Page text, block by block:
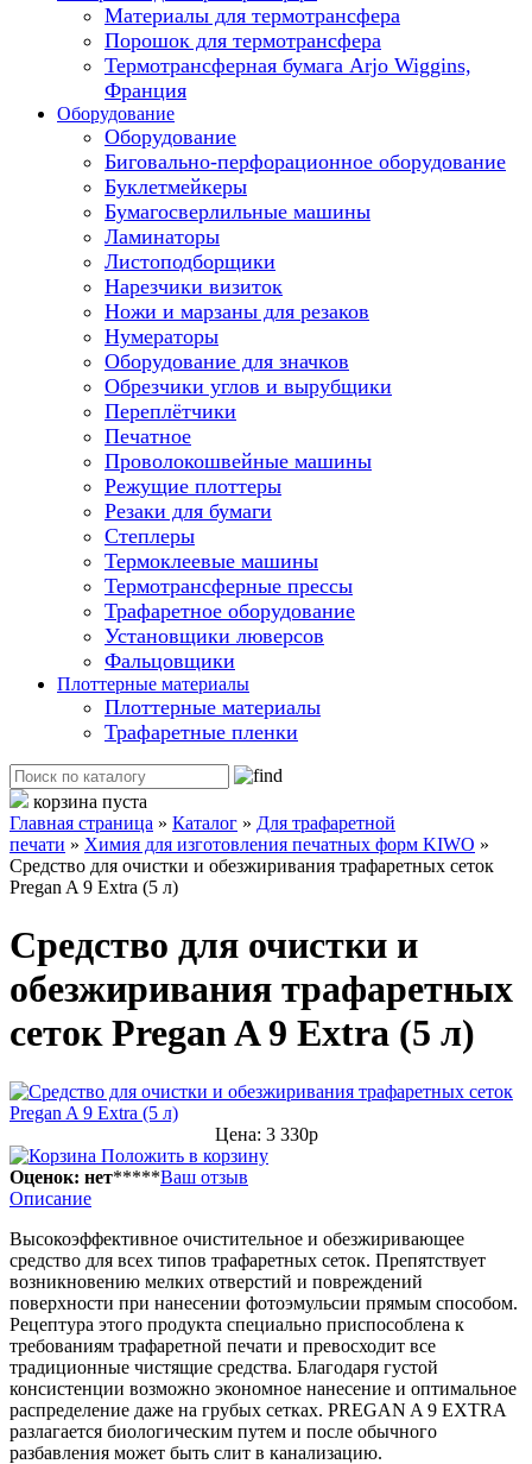
Материалы для термотрансфера
Порошок для термотрансфера
Термотрансферная бумага Arjo Wiggins,
Франция
Оборудование
Оборудование
Биговально-перфорационное оборудование
Буклетмейкеры
Бумагосверлильные машины
Ламинаторы
Листоподборщики
Нарезчики визиток
Ножи и марзаны для резаков
Нумераторы
Оборудование для значков
Обрезчики углов и вырубщики
Переплётчики
Печатное
Проволокошвейные машины
Режущие плоттеры
Резаки для бумаги
Степлеры
Термоклеевые машины
Термотрансферные прессы
Трафаретное оборудование
Установщики люверсов
Фальцовщики
Плоттерные материалы
Плоттерные материалы
Трафаретные пленки
корзина пуста
Главная страница » Каталог » Для трафаретной
печати » Химия для изготовления печатных форм KIWO »
Cредство для очистки и обезжиривания трафаретных сеток
Pregan A 9 Extra (5 л)
Cредство для очистки и
обезжиривания трафаретных
сеток Pregan A 9 Extra (5 л)
Цена: 3 330р
Положить в корзину
Оценок: нет*****Ваш отзыв
Описание
Высокоэффективное очистительное и обезжиривающее
средство для всех типов трафаретных сеток. Препятствует
возникновению мелких отверстий и повреждений
поверхности при нанесении фотоэмульсии прямым способом.
Рецептура этого продукта специально приспособлена к
требованиям трафаретной печати и превосходит все
традиционные чистящие средства. Благодаря густой
консистенции возможно экономное нанесение и оптимальное
распределение даже на грубых сетках. PREGAN A 9 EXTRA
разлагается биологическим путем и после обычного
разбавления может быть слит в канализацию.